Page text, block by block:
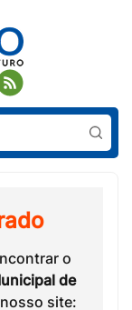
o
de
site: